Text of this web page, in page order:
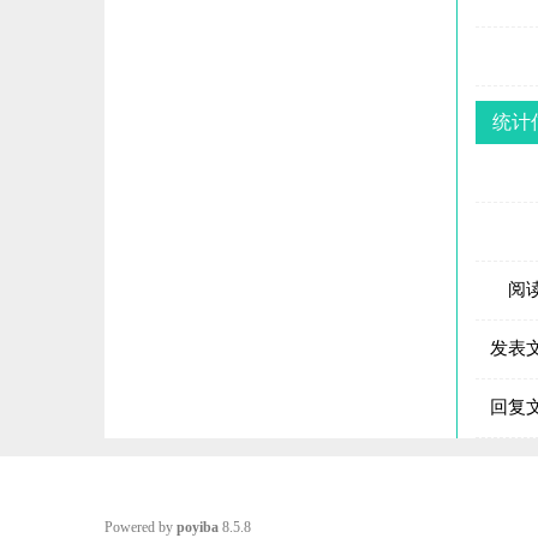
统计
阅
发表
回复
Powered by poyiba 8.5.8